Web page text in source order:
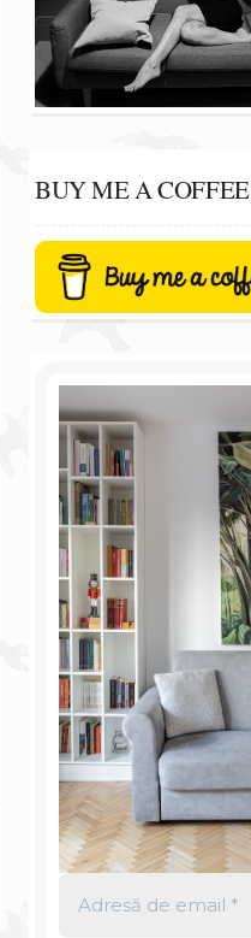
BUY ME A COFFEE